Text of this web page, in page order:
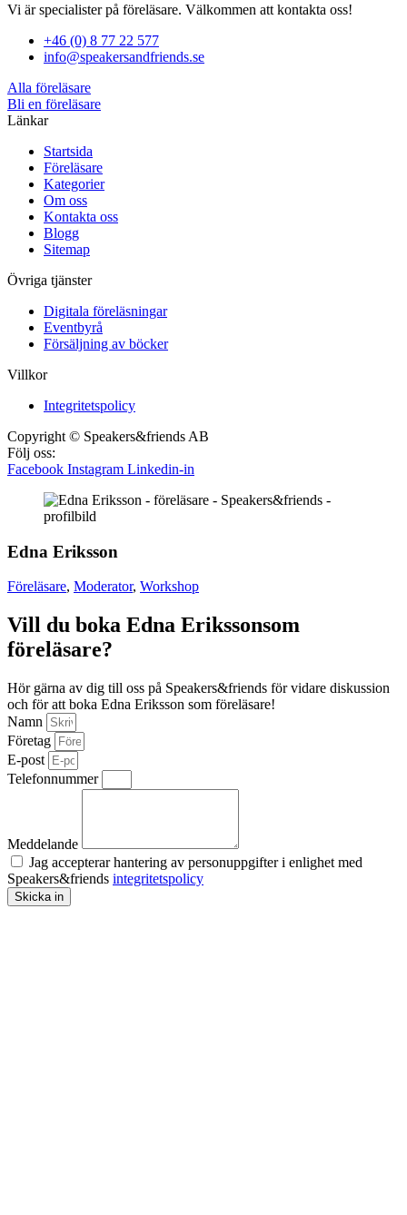
Vi är specialister på föreläsare. Välkommen att kontakta oss!
+46 (0) 8 77 22 577
info@speakersandfriends.se
Alla föreläsare
Bli en föreläsare​
Länkar
Startsida
Föreläsare
Kategorier
Om oss
Kontakta oss
Blogg
Sitemap
Övriga tjänster
Digitala föreläsningar
Eventbyrå
Försäljning av böcker
Villkor
Integritetspolicy
Copyright © Speakers&friends AB
Följ oss:
Facebook Instagram Linkedin-in
Edna Eriksson
Föreläsare, Moderator, Workshop
Vill du boka Edna Erikssonsom
föreläsare?
Hör gärna av dig till oss på Speakers&friends för vidare diskussion
och för att boka Edna Eriksson som föreläsare!
Namn
Företag
E-post
Telefonnummer
Meddelande
Jag accepterar hantering av personuppgifter i enlighet med
Speakers&friends integritetspolicy
Skicka in